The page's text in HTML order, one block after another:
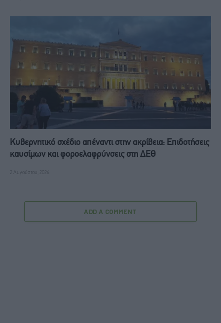
Κυβερνητικό σχέδιο απέναντι στην ακρίβεια: Επιδοτήσεις
καυσίμων και φοροελαφρύνσεις στη ΔΕΘ
2 Αυγούστου, 2026
ADD A COMMENT